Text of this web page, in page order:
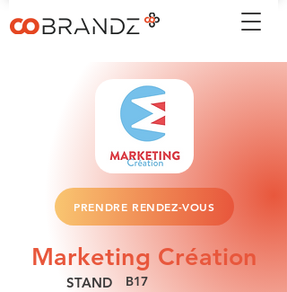
PRENDRE RENDEZ-VOUS
Marketing Création
STAND B17